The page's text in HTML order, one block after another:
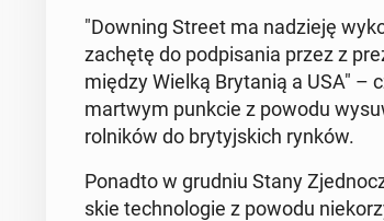
"Downing Street ma na­dzie­ję
zachętę do pod­pi­sa­nia przez z
między Wielką Bry­ta­nią a USA" –
martwym punkcie z powodu
rol­ni­ków do bry­tyj­skich rynków.
Ponadto w grudniu Stany
skie tech­no­lo­gie z powodu